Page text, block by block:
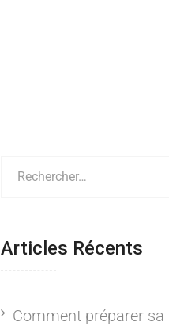
Articles Récents
Comment préparer sa